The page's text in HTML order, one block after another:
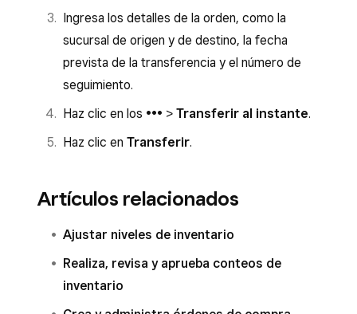
Pulsa la orden de transferencia que quieres
recibir y, luego, pulsa
Ajusta las cantidades de artículos recibidos
Ingresa los detalles de la orden, como la
sucursal de origen y de destino, la fecha
prevista de la transferencia y el número de
seguimiento.
Haz clic en los ••• > Transferir al instante.
Haz clic en Transferir.
Artículos relacionados
Ajustar niveles de inventario
Realiza, revisa y aprueba conteos de
inventario